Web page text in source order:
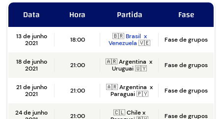
Data Hora Partida Fase
13 de junho
2021
18:00 🇧🇷Brasil x
Venezuela 🇻🇪 Fase de grupos
18 de junho
2021
21:00
🇦🇷 Argentina x
Uruguai 🇺🇾
Fase de grupos
21 de junho
2021
21:00
🇦🇷 Argentina x
Paraguai 🇵🇾
Fase de grupos
24 de junho
21:00
🇨🇱 Chile x
Fase de grupos